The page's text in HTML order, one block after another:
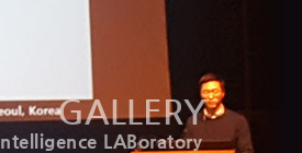
GALLERY
LABoratory